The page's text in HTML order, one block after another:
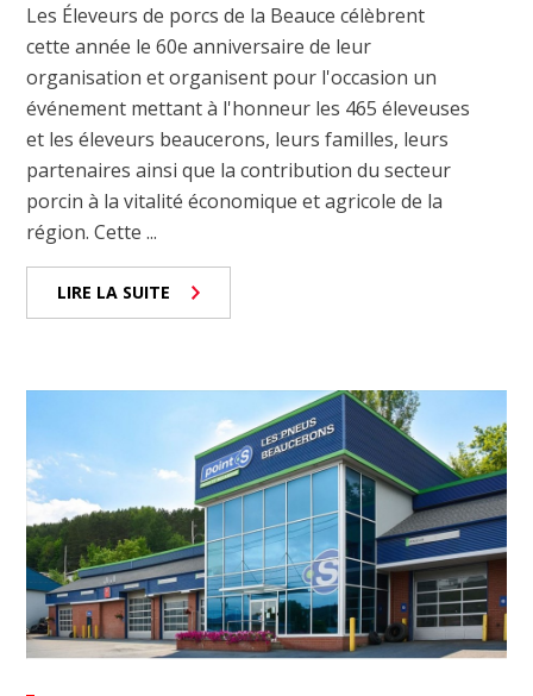
Les Éleveurs de porcs de la Beauce célèbrent
cette année le 60e anniversaire de leur
organisation et organisent pour l'occasion un
événement mettant à l'honneur les 465 éleveuses
et les éleveurs beaucerons, leurs familles, leurs
partenaires ainsi que la contribution du secteur
porcin à la vitalité économique et agricole de la
région. Cette ...
LIRE LA SUITE